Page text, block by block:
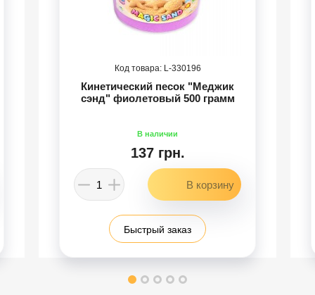
330196
Кинетический песок "Меджик
сэнд" фиолетовый 500 грамм
137 грн.
Быстрый заказ